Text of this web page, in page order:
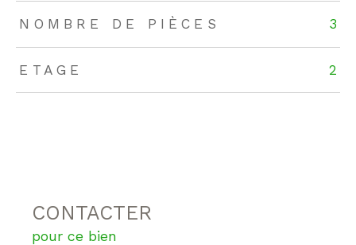
NOMBRE DE PIÈCES 3
ETAGE 2
CONTACTER
pour ce bien